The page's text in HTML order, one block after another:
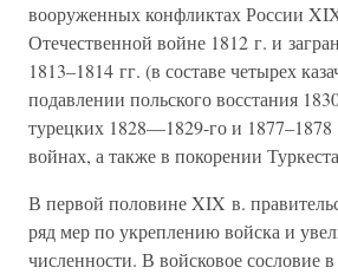
вооруженных конфликтах России
Отечественной войне 1812 г. и
1813–1814 гг. (в составе четырех
подавлении польского восстания
турецких 1828—1829-го и
войнах, а также в покорении
В первой половине XIX в.
ряд мер по укреплению войска и
численности. В войсковое сословие